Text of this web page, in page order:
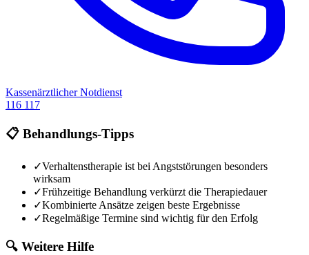
Kassenärztlicher Notdienst
116 117
📋 Behandlungs-Tipps
✓Verhaltenstherapie ist bei Angststörungen besonders
wirksam
✓Frühzeitige Behandlung verkürzt die Therapiedauer
✓Kombinierte Ansätze zeigen beste Ergebnisse
✓Regelmäßige Termine sind wichtig für den Erfolg
🔍 Weitere Hilfe